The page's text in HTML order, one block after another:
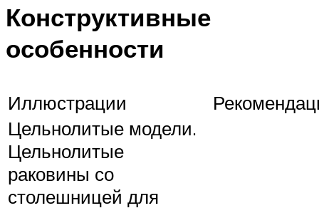
Конструктивные
особенности
Иллюстрации
Цельнолитые модели.
Цельнолитые
раковины со
столешницей для